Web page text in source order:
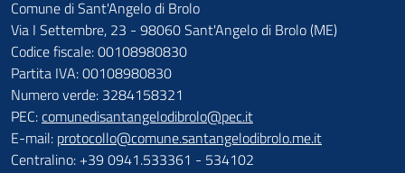
Comune di Sant'Angelo di Brolo
Via I Settembre, 23 - 98060 Sant'Angelo di Brolo (ME)
Codice fiscale: 00108980830
Partita IVA: 00108980830
Numero verde: 3284158321
PEC:comunedisantangelodibrolo@pec.it
E-mail: protocollo@comune.santangelodibrolo.me.it
Centralino: +39 0941.533361 - 534102